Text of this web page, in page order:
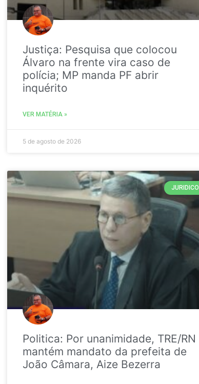
Justiça: Pesquisa que colocou
Álvaro na frente vira caso de
polícia; MP manda PF abrir
inquérito
VER MATÉRIA »
5 de agosto de 2026
JURIDICO
Politica: Por unanimidade, TRE/RN
mantém mandato da prefeita de
João Câmara, Aize Bezerra